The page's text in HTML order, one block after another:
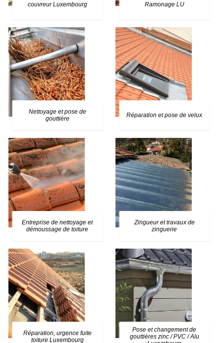
couvreur Luxembourg Ramonage LU
Nettoyage et pose de
gouttière
Réparation et pose de velux
Entreprise de nettoyage et
démoussage de toiture
Zingueur et travaux de
zinguerie
Réparation, urgence fuite
toiture Luxembourg
Pose et changement de
gouttières zinc / PVC / Alu